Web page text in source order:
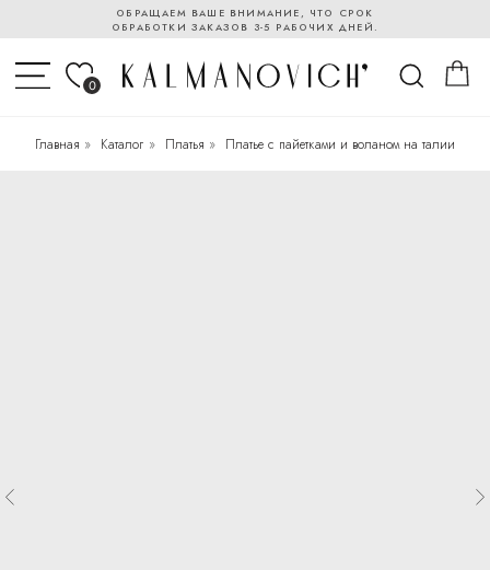
ОБРАЩАЕМ ВАШЕ ВНИМАНИЕ, ЧТО СРОК
ОБРАБОТКИ ЗАКАЗОВ 3-5 РАБОЧИХ ДНЕЙ.
0
Главная » Каталог » Платья » Платье с пайетками и воланом на талии